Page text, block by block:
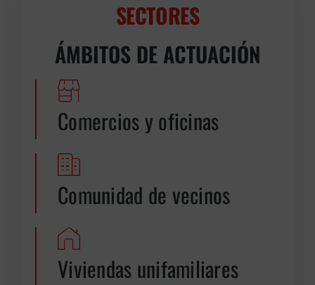
SECTORES
ÁMBITOS DE ACTUACIÓN
Comercios y oficinas
Comunidad de vecinos
Viviendas unifamiliares